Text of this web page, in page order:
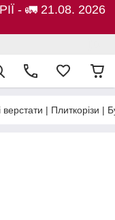
- 🚛 21.08. 2026
верстати | Плиткорізи |